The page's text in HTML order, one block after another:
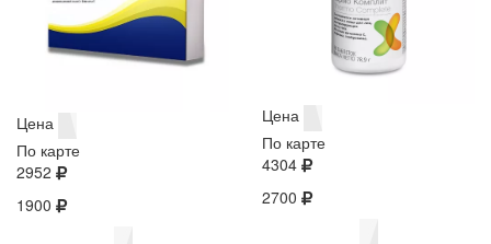
Цена
По карте
2952
1900
Цена
По карте
4304
2700